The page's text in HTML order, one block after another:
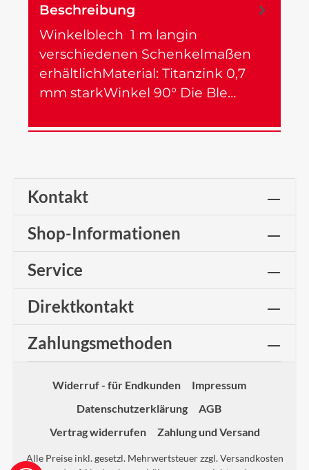
Beschreibung
Winkelblech 1 m langin
verschiedenen Schenkelmaßen
erhältlichMaterial: Titanzink 0,7
mm starkWinkel 90° Die Ble…
Kontakt
Shop-Informationen
Service
Direktkontakt
Zahlungsmethoden
Widerruf - für Endkunden
Impressum
Datenschutzerklärung
AGB
Vertrag widerrufen
Zahlung und Versand
Alle Preise inkl. gesetzl. Mehrwertsteuer zzgl.Versandkosten